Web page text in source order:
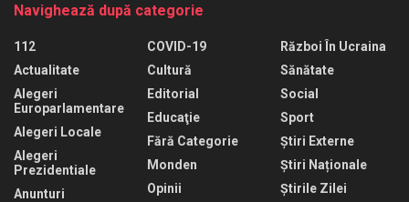
Navighează după categorie
112
Actualitate
Alegeri
Europarlamentare
Alegeri Locale
Alegeri
Prezidentiale
Anunturi
COVID-19
Cultură
Editorial
Educaţie
Fără Categorie
Monden
Opinii
Război În Ucraina
Sănătate
Social
Sport
Știri Externe
Știri Naționale
Știrile Zilei